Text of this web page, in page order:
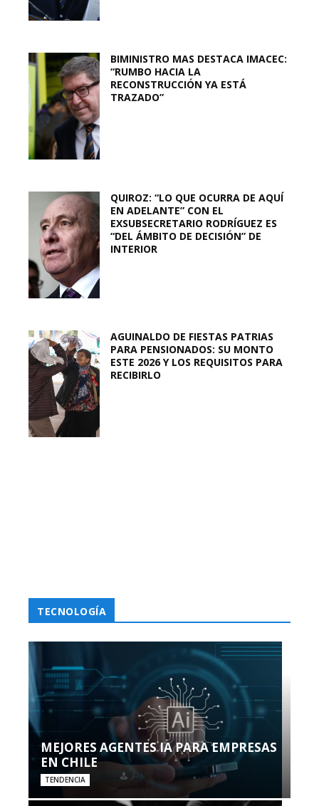
BIMINISTRO MAS DESTACA IMACEC:
“RUMBO HACIA LA
RECONSTRUCCIÓN YA ESTÁ
TRAZADO”
QUIROZ: “LO QUE OCURRA DE AQUÍ
EN ADELANTE” CON EL
EXSUBSECRETARIO RODRÍGUEZ ES
“DEL ÁMBITO DE DECISIÓN” DE
INTERIOR
AGUINALDO DE FIESTAS PATRIAS
PARA PENSIONADOS: SU MONTO
ESTE 2026 Y LOS REQUISITOS PARA
RECIBIRLO
TECNOLOGÍA
MEJORES AGENTES IA PARA EMPRESAS
EN CHILE
TENDENCIA